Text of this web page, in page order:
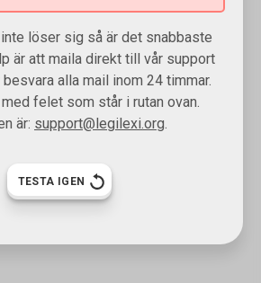
löser sig så är det snabbaste
är att maila direkt till vår support
alla mail inom 24 timmar.
felet som står i rutan ovan.
är: support@legilexi.org.
TESTA IGEN